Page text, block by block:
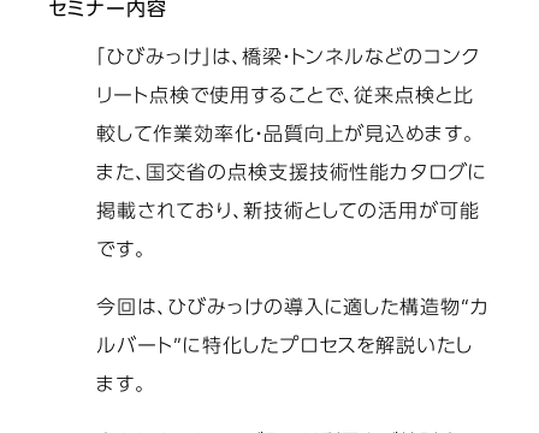
セミナー内容
「ひびみっけ」は、橋梁・トンネルなどのコンク
リート点検で使用することで、従来点検と比
較して作業効率化・品質向上が見込めます。
また、国交省の点検支援技術性能カタログに
掲載されており、新技術としての活用が可能
です。
今回は、ひびみっけの導入に適した構造物“カ
ルバート”に特化したプロセスを解説いたし
ます。